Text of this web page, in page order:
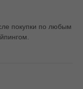
покупки по любым